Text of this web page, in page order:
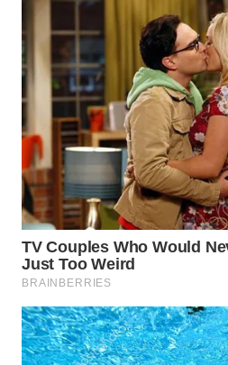
WN
LABUHANBATU
WN
TAPANULI
TENGAH
WN DELI
SERDANG
WN
TEBING
TINGGI
WN